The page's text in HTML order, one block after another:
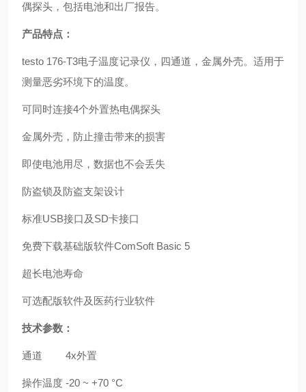
偶探头，包括电池和出厂报告。
产品特点：
testo 176-T3电子温度记录仪，四通道，金属外壳。适用于
测量恶劣环境下的温度。
可同时连接4个外置热电偶探头
金属外壳，防止撞击带来的损害
即使电池用尽，数据也不会丢失
防盗锁及防盗支架设计
标准USB接口及SD卡接口
免费下载基础版软件ComSoft Basic 5
超长电池寿命
可选配版软件及医药行业软件
技术参数：
通道 4x外置
操作温度 -20 ~ +70 °C